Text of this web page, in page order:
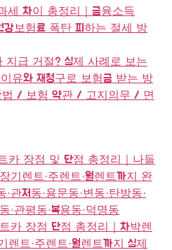
세 차이 총정리｜금융소득
보험료 폭탄 피하는 절세 방
지급 거절? 실제 사례로 보는
유와 재청구로 보험금 받는 방
법 / 보험 약관 / 고지의무 / 면
카 장점 및 단점 총정리｜나들
장기렌트·주렌트·월렌트까지 완
관저동·용문동·변동·탄방동·
·관평동·복용동·덕명동
카 장점 단점 총정리｜차박렌
렌트·주렌트·월렌트까지 실제